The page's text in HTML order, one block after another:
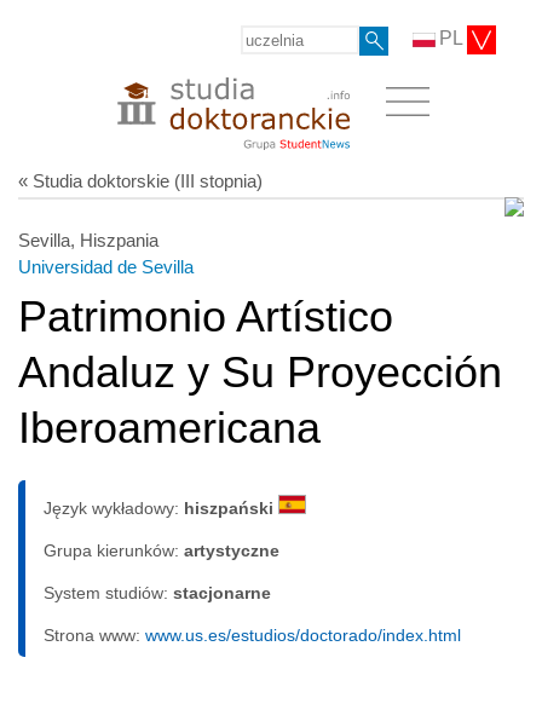
PL
« Studia doktorskie (III stopnia)
Sevilla, Hiszpania
Universidad de Sevilla
Patrimonio Artístico
Andaluz y Su Proyección
Iberoamericana
Język wykładowy: hiszpański
Grupa kierunków: artystyczne
System studiów: sta­cjo­nar­ne
Strona www: www.us.es/estudios/doctorado/index.html